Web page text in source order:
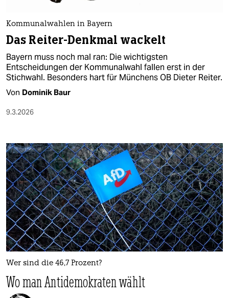
Kommunalwahlen in Bayern
Das Reiter-Denkmal wackelt
Bayern muss noch mal ran: Die wichtigsten
Entscheidungen der Kommunalwahl fallen erst in der
Stichwahl. Besonders hart für Münchens OB Dieter Reiter.
Von Dominik Baur
9.3.2026
Wer sind die 46,7 Prozent?
Wo man Antidemokraten wählt